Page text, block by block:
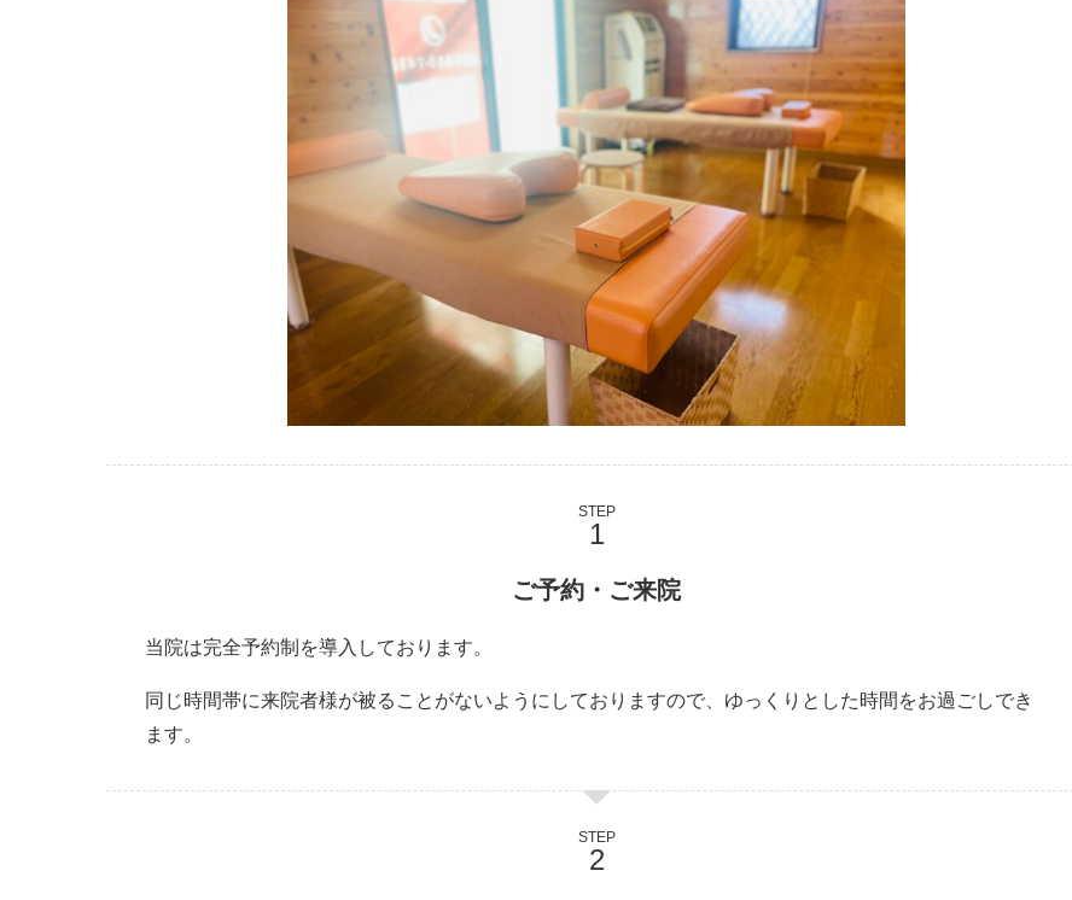
STEP
ご予約・ご来院
当院は完全予約制を導入しております。
同じ時間帯に来院者様が被ることがないようにしておりますので、ゆっくりとした時間をお過ごしでき
ます。
STEP